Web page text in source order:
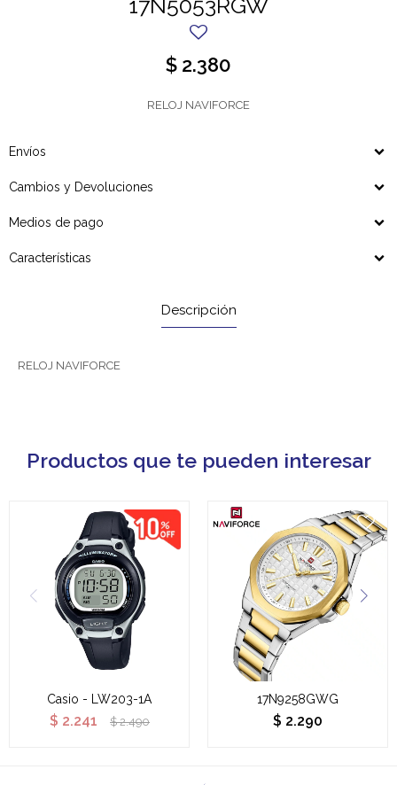
17N5053RGW
$ 2.380
RELOJ NAVIFORCE
Envíos
Cambios y Devoluciones
Medios de pago
Características
Descripción
RELOJ NAVIFORCE
Productos que te pueden interesar
Casio - LW203-1A
$ 2.241 $ 2.490
17N9258GWG
$ 2.290